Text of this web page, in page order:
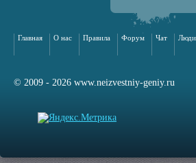
Главная О нас Правила Форум Чат Люди
© 2009 - 2026 www.neizvestniy-geniy.ru
сайта